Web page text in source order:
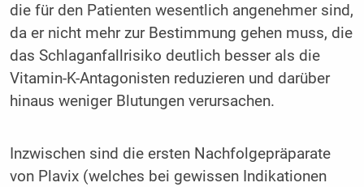
die für den Patienten wesentlich angenehmer sind,
da er nicht mehr zur Bestimmung gehen muss, die
das Schlaganfallrisiko deutlich besser als die
Vitamin-K-Antagonisten reduzieren und darüber
hinaus weniger Blutungen verursachen.
Inzwischen sind die ersten Nachfolgepräparate
von Plavix (welches bei gewissen Indikationen